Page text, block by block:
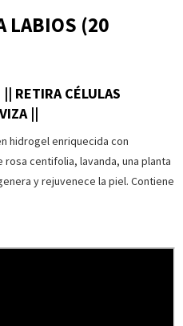
LABIOS (20
RETIRA CÉLULAS
||
hidrogel enriquecida con
centifolia, lavanda, una planta
y rejuvenece la piel. Contiene